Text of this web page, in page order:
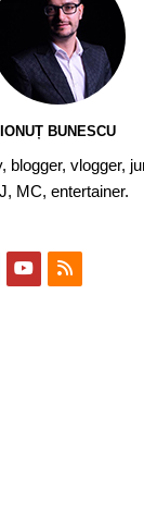
IONUȚ BUNESCU
blogger, vlogger,
MC, entertainer.